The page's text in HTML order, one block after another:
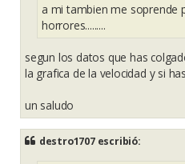
a mi tambien me soprende
horrores.........
segun los datos que has
la grafica de la velocidad y si
un saludo
destro1707 escribió: